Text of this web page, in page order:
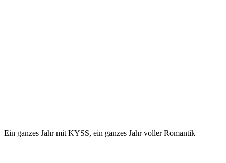
Ein ganzes Jahr mit KYSS, ein ganzes Jahr voller Romantik